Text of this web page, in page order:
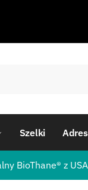
Szelki
BioThane® z